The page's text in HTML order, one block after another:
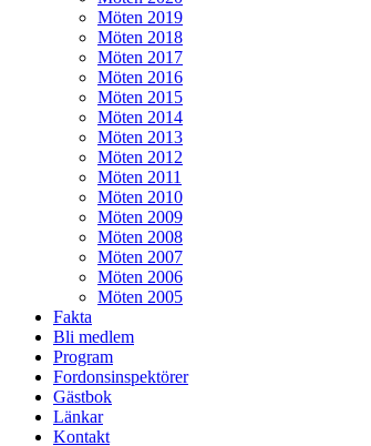
Möten 2019
Möten 2018
Möten 2017
Möten 2016
Möten 2015
Möten 2014
Möten 2013
Möten 2012
Möten 2011
Möten 2010
Möten 2009
Möten 2008
Möten 2007
Möten 2006
Möten 2005
Fakta
Bli medlem
Program
Fordonsinspektörer
Gästbok
Länkar
Kontakt